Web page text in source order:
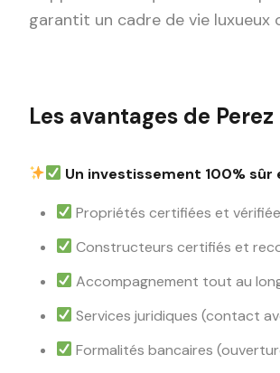
garantit un cadre de vie luxueux
Les avantages de
Un investissement 100%
Propriétés certifiées et
Constructeurs certifiés et
Accompagnement tout au
Services juridiques (contact
Formalités bancaires